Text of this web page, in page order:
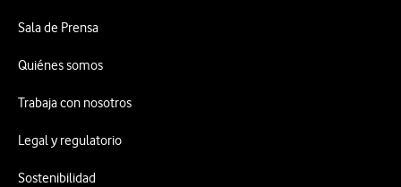
Sala de Prensa
Quiénes somos
Trabaja con nosotros
Legal y regulatorio
Sostenibilidad